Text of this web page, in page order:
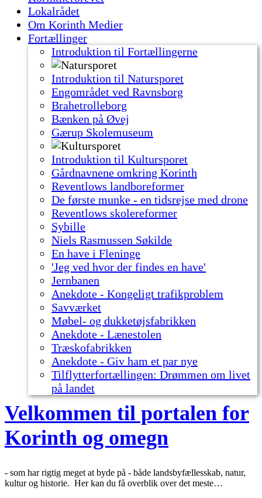
Lokalrådet
Om Korinth Medier
Fortællinger
Introduktion til Fortællingerne
Introduktion til Natursporet
Engområdet ved Ravnsborg
Brahetrolleborg
Bænken på Øvej
Gærup Skolemuseum
Introduktion til Kultursporet
Gårdnavnene omkring Korinth
Reventlows landboreformer
De første munke - en tidsrejse med drone
Reventlows skolereformer
Sybille
Niels Rasmussen Søkilde
En have i Fleninge
'Jeg ved hvor der findes en have'
Jernbanen
Anekdote - Kongeligt trafikproblem
Savværket
Møbel- og dukketøjsfabrikken
Anekdote - Lænestolen
Træskofabrikken
Anekdote - Giv ham et par nye
Tilflytterfortællingen: Drømmen om livet
på landet
Velkommen til portalen for
Korinth og omegn
- som har rigtig meget at byde på - både landsbyfællesskab, natur,
kultur og historie. Her kan du få overblik over det meste…